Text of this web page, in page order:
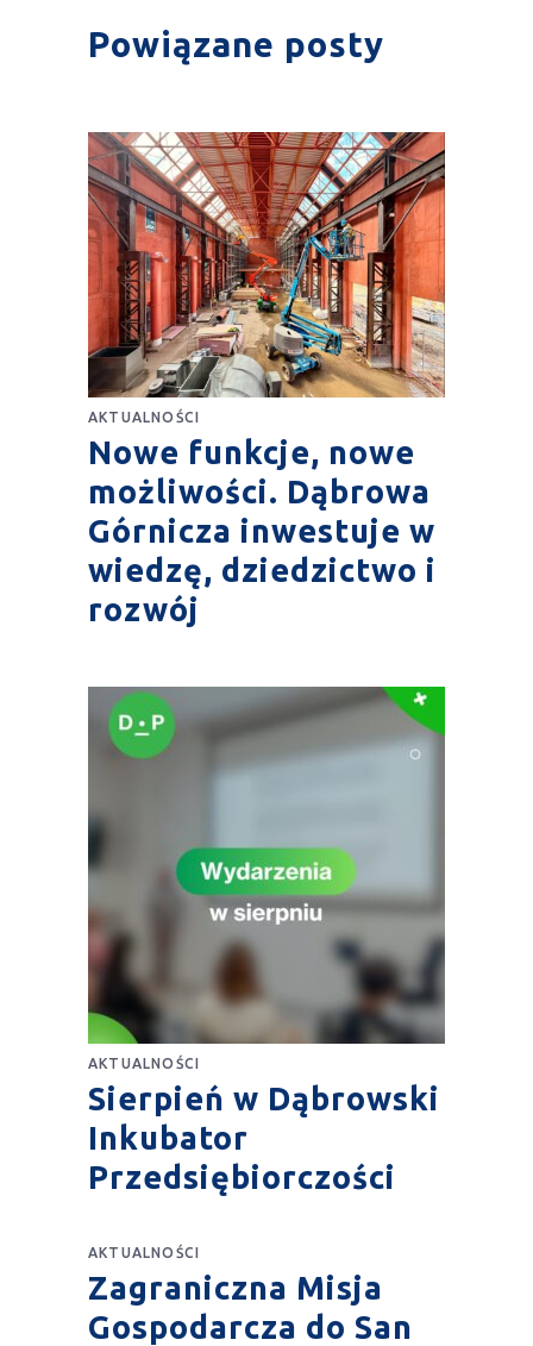
Powiązane posty
AKTUALNOŚCI
Nowe funkcje, nowe
możliwości. Dąbrowa
Górnicza inwestuje w
wiedzę, dziedzictwo i
rozwój
AKTUALNOŚCI
Sierpień w Dąbrowski
Inkubator
Przedsiębiorczości
AKTUALNOŚCI
Zagraniczna Misja
Gospodarcza do San